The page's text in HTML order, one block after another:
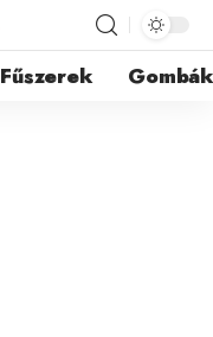
Fűszerek Gombák